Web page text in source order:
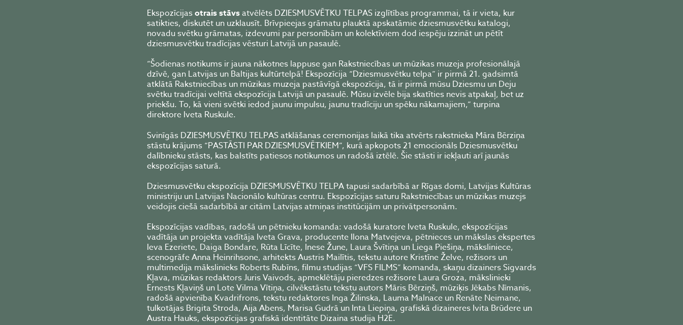
Ekspozīcijasotrais stāvsatvēlēts DZIESMUSVĒTKU TELPAS izglītības programmai, tā ir vieta, kur
satikties, diskutēt un uzklausīt. Brīvpieejas grāmatu plauktā apskatāmie dziesmusvētku katalogi,
novadu svētku grāmatas, izdevumi par personībām un kolektīviem dod iespēju izzināt un pētīt
dziesmusvētku tradīcijas vēsturi Latvijā un pasaulē.
“Šodienas notikums ir jauna nākotnes lappuse gan Rakstniecības un mūzikas muzeja profesionālajā
dzīvē, gan Latvijas un Baltijas kultūrtelpā! Ekspozīcija “Dziesmusvētku telpa” ir pirmā 21. gadsimtā
atklātā Rakstniecības un mūzikas muzeja pastāvīgā ekspozīcija, tā ir pirmā mūsu Dziesmu un Deju
svētku tradīcijai veltītā ekspozīcija Latvijā un pasaulē. Mūsu izvēle bija skatīties nevis atpakaļ, bet uz
priekšu. To, kā vieni svētki iedod jaunu impulsu, jaunu tradīciju un spēku nākamajiem,” turpina
direktore Iveta Ruskule.
Svinīgās DZIESMUSVĒTKU TELPAS atklāšanas ceremonijas laikā tika atvērts rakstnieka Māra Bērziņa
stāstu krājums “PASTĀSTI PAR DZIESMUSVĒTKIEM”, kurā apkopots 21 emocionāls Dziesmusvētku
dalībnieku stāsts, kas balstīts patiesos notikumos un radošā iztēlē. Šie stāsti ir iekļauti arī jaunās
ekspozīcijas saturā.
Dziesmusvētku ekspozīcija DZIESMUSVĒTKU TELPA tapusi sadarbībā ar Rīgas domi, Latvijas Kultūras
ministriju un Latvijas Nacionālo kultūras centru. Ekspozīcijas saturu Rakstniecības un mūzikas muzejs
veidojis ciešā sadarbībā ar citām Latvijas atmiņas institūcijām un privātpersonām.
Ekspozīcijas vadības, radošā un pētnieku komanda: vadošā kuratore Iveta Ruskule, ekspozīcijas
vadītāja un projekta vadītāja Iveta Grava, producente Ilona Matvejeva, pētnieces un mākslas ekspertes
Ieva Ezeriete, Daiga Bondare, Rūta Līcīte, Inese Žune, Laura Švītiņa un Liega Piešiņa, māksliniece,
scenogrāfe Anna Heinrihsone, arhitekts Austris Mailītis, tekstu autore Kristīne Želve, režisors un
multimedija mākslinieks Roberts Rubīns, filmu studijas “VFS FILMS” komanda, skaņu dizainers Sigvards
Kļava, mūzikas redaktors Juris Vaivods, apmeklētāju pieredzes režisore Laura Groza, mākslinieki
Ernests Kļaviņš un Lote Vilma Vītiņa, cilvēkstāstu tekstu autors Māris Bērziņš, mūziķis Jēkabs Nīmanis,
radošā apvienība Kvadrifrons, tekstu redaktores Inga Žilinska, Lauma Malnace un Renāte Neimane,
tulkotājas Brigita Stroda, Aija Abens, Marisa Gudrā un Inta Liepiņa, grafiskā dizaineres Ivita Brūdere un
Austra Hauks, ekspozīcijas grafiskā identitāte Dizaina studija H2E.